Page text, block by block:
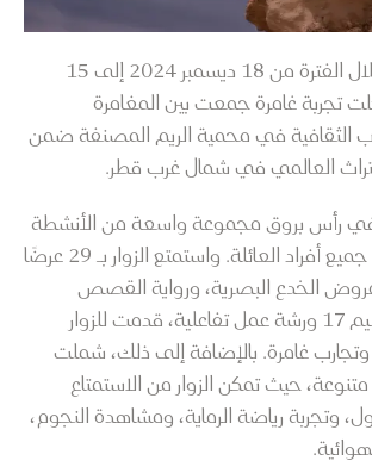
أقيمت الفعالية خلال الفترة من 18 ديسمبر 2024 إلى 15
وشكلت تجربة غامرة جمعت بين المغامرة
الثقافية في محمية الريم المصنفة ضمن
العالمي في شمال غرب قطر.
رأس بروق مجموعة واسعة من الأنشطة
المصممة لتناسب جميع أفراد العائلة. واستمتع الزوار بـ 29 عرضًا
الخدع البصرية، ورواية القصص
التراثية. كما تم تنظيم 17 ورشة عمل تفاعلية، قدمت للزوار
غامرة. بالإضافة إلى ذلك، شملت
9 أنشطة متنوعة، حيث تمكن الزوار من الاستمتاع
وتجربة رياضة الرماية، ومشاهدة النجوم،